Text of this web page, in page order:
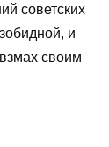
советских
и
своим